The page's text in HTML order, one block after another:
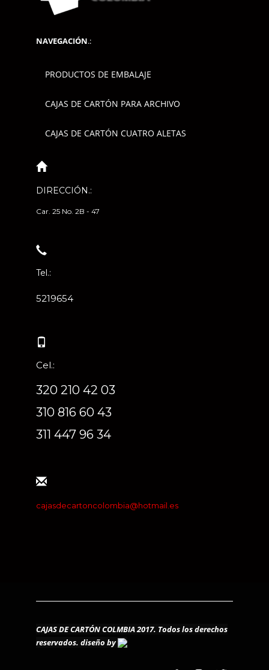
NAVEGACIÓN.:
PRODUCTOS DE EMBALAJE
CAJAS DE CARTÓN PARA ARCHIVO
CAJAS DE CARTÓN CUATRO ALETAS
DIRECCIÓN.:
Car. 25 No. 2B - 47
Tel.:
5219654
Cel.:
320 210 42 03
310 816 60 43
311 447 96 34
cajasdecartoncolombia@hotmail.es
CAJAS DE CARTÓN COLMBIA 2017. Todos los derechos
reservados. diseño by